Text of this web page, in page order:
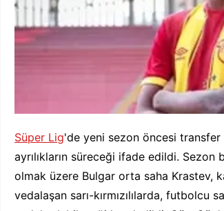
Süper Lig'de yeni sezon öncesi transfer
ayrılıkların süreceği ifade edildi. Sezon
olmak üzere Bulgar orta saha Krastev,
vedalaşan sarı-kırmızılılarda, futbolcu